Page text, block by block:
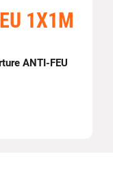
1X1M
ANTI-FEU